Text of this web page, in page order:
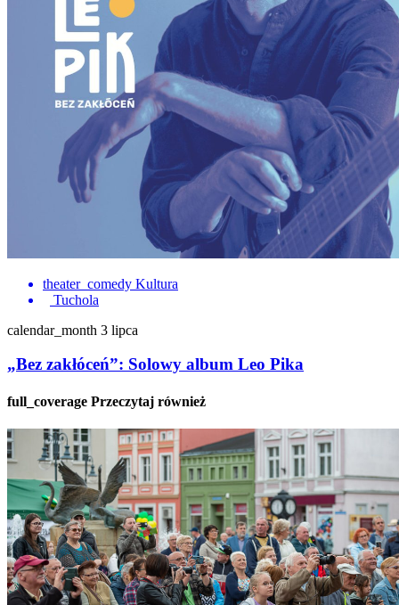
theater_comedy Kultura
Tuchola
calendar_month 3 lipca
„Bez zakłóceń”: Solowy album Leo Pika
full_coverage Przeczytaj również